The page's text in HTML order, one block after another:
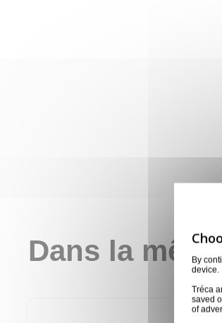
Dans la
By
device.
Tréca
saved
of